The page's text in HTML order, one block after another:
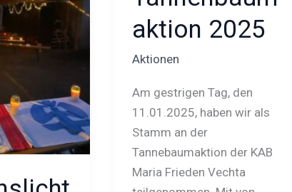
aktion 2025
Aktionen
Am gestrigen Tag, den
11.01.2025, haben wir als
Stamm an der
Tannebaumaktion der KAB
Maria Frieden Vechta